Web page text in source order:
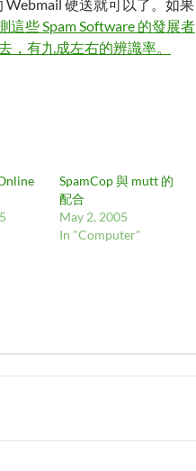
Webmail 硬送就可以了。如果
這些 Spam Software 的發展者
，有九成左右的辨識率。
SpamCop 與 mutt 的
配合
May 2, 2005
In "Computer"